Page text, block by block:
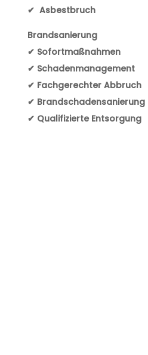
✔ Asbestbruch
Brandsanierung
✔ Sofortmaßnahmen
✔ Schadenmanagement
✔ Fachgerechter Abbruch
✔ Brandschadensanierung
✔ Qualifizierte Entsorgung